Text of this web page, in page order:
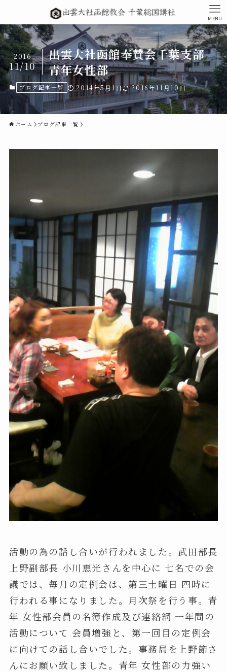
MENU
出雲大社函館奉賛会千葉支部
青年女性部
2016
11/10
ブログ記事一覧 2014年5月1日 2016年11月10日
ホーム ブログ記事一覧
活動の為の話し合いが行われました。武田部長
上野副部長 小川恵光さんを中心に 七名での会
議では、毎月の定例会は、第三土曜日 四時に
行われる事になりました。月次祭を行う事。青
年 女性部会員の名簿作成及び連絡網 一年間の
活動について 会員増強と、第一回目の定例会
に向けての話し合いでした。事務局を上野節さ
んにお願い致しました。青年 女性部の力強い